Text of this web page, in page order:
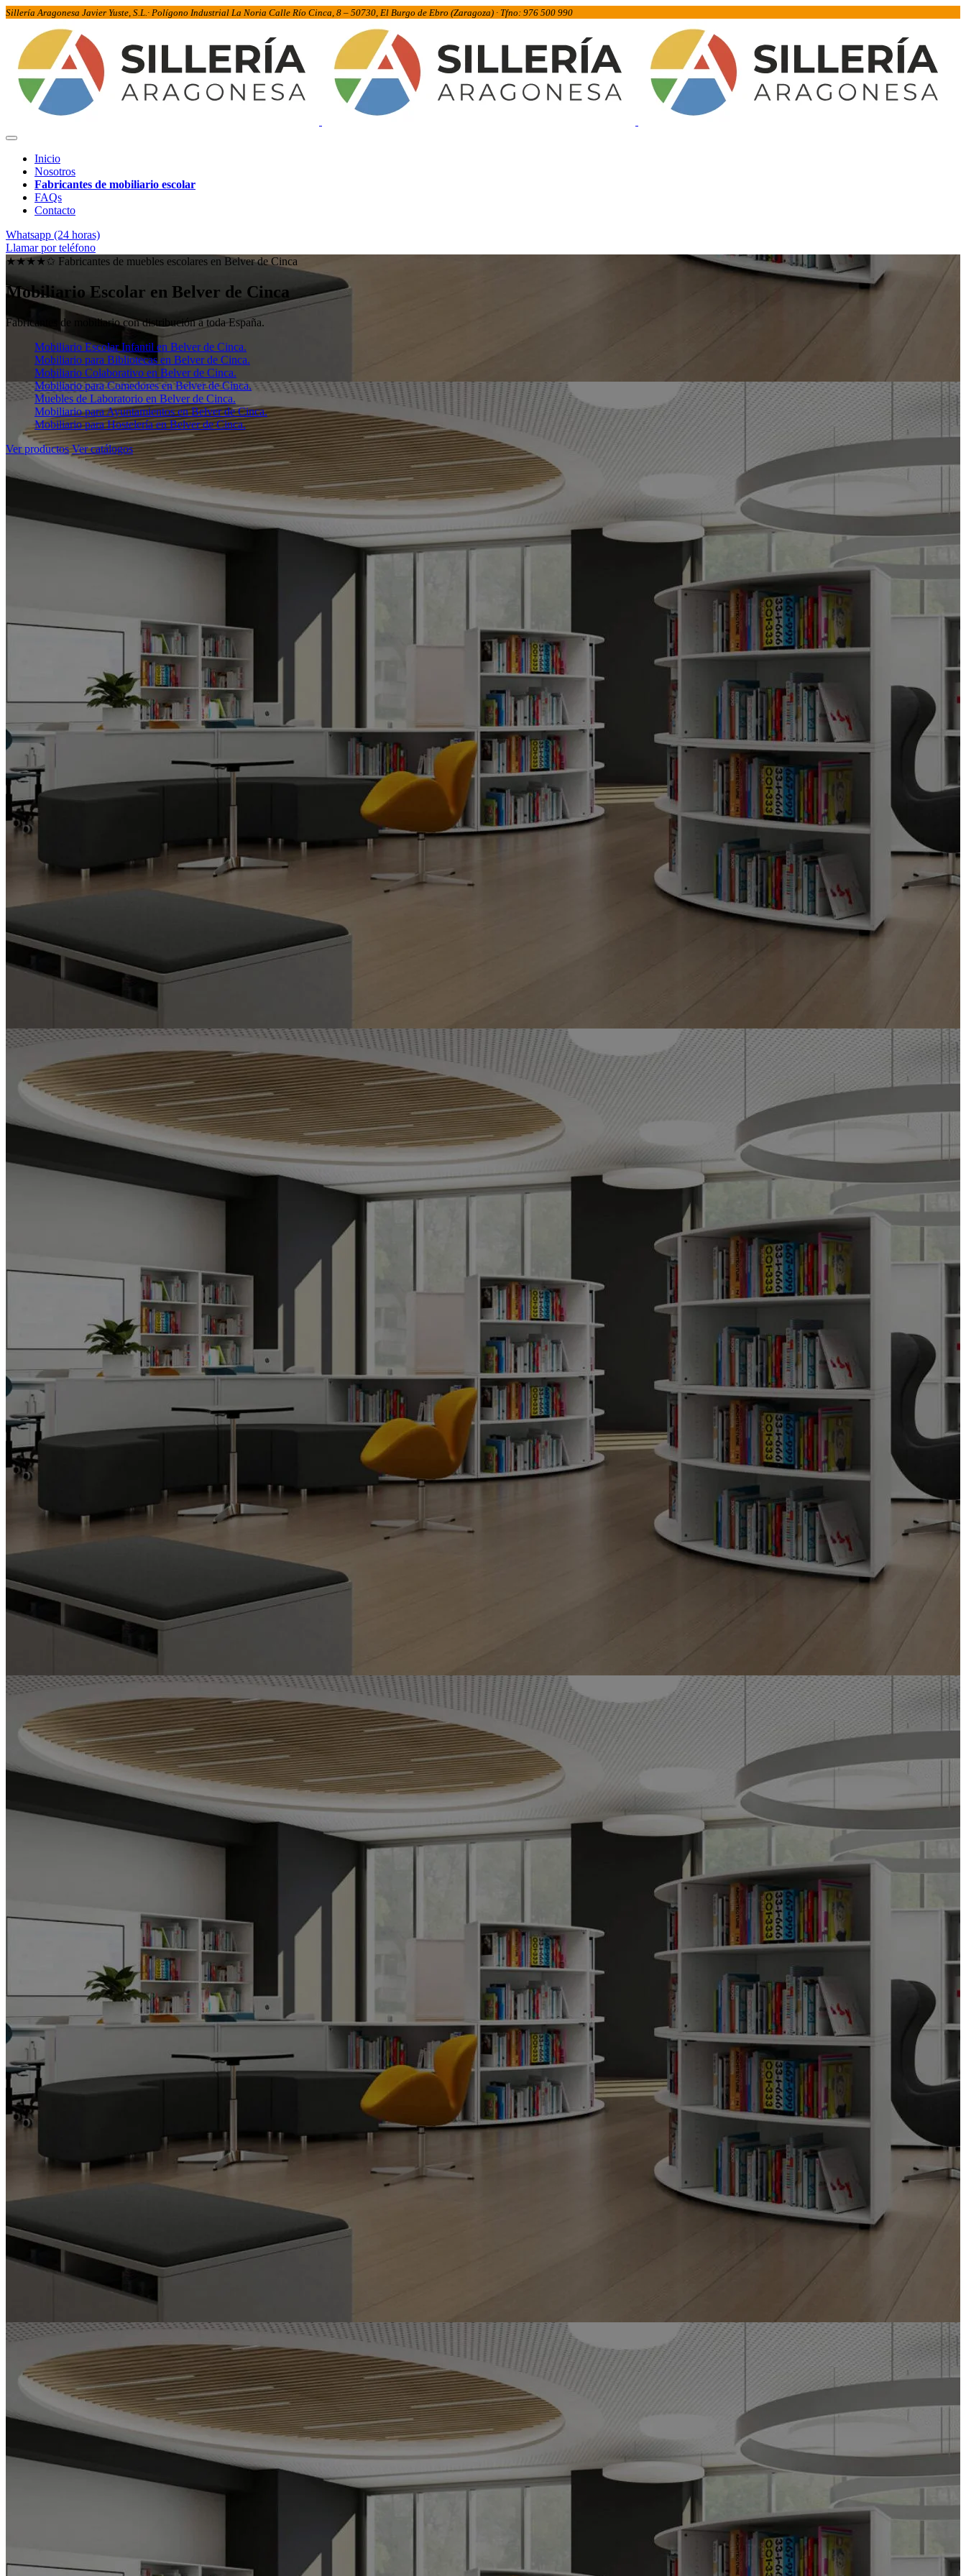
Sillería Aragonesa Javier Yuste, S.L.· Polígono Industrial La Noria Calle Río Cinca, 8 – 50730, El Burgo de Ebro (Zaragoza) · Tfno: 976 500 990
Inicio
Nosotros
Fabricantes de mobiliario escolar
FAQs
Contacto
Whatsapp (24 horas)
Llamar por teléfono
★★★★✩ Fabricantes de muebles escolares en Belver de Cinca
Mobiliario Escolar en Belver de Cinca
Fabricantes de mobiliario con distribución a toda España.
Mobiliario Escolar Infantil en Belver de Cinca.
Mobiliario para Bibliotecas en Belver de Cinca.
Mobiliario Colaborativo en Belver de Cinca.
Mobiliario para Comedores en Belver de Cinca.
Muebles de Laboratorio en Belver de Cinca.
Mobiliario para Ayuntamientos en Belver de Cinca.
Mobiliario para Hostelería en Belver de Cinca.
Ver productos Ver catálogos